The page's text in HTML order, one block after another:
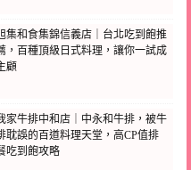
集和食集錦信義店｜台北吃到飽推
，百種頂級日式料理，讓你一試成
顧
家牛排中和店｜中永和牛排，被牛
耽誤的百道料理天堂，高CP值排
吃到飽攻略